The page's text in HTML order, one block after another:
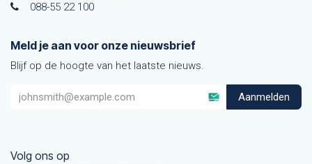
088-55 22 100
Meld je aan voor onze nieuwsbrief
Blijf op de hoogte van het laatste nieuws.
Aanmelden
Volg ons op